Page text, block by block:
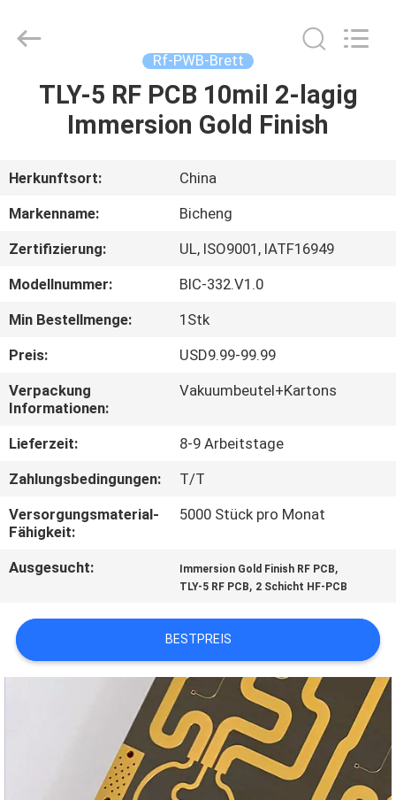
HAUSE
PRODUKTE
VIDEOS
ÜBER
UNS
WERKSBESICHTIGUNG
QUALITÄTSKONTROLLE
KONTAKT
MIT
FÄLLE
DATENSCHUTZRICHTLINIE
Rf-PWB-Brett
TLY-5 RF PCB 10mil 2-lagig
Immersion Gold Finish
Herkunftsort:
China
Markenname:
Bicheng
Zertifizierung:
UL, ISO9001, IATF16949
Modellnummer:
BIC-332.V1.0
Min Bestellmenge:
1Stk
Preis:
USD9.99-99.99
Verpackung
Informationen:
Vakuumbeutel+Kartons
Lieferzeit:
8-9 Arbeitstage
Zahlungsbedingungen:
T/T
Versorgungsmaterial-
Fähigkeit:
5000 Stück pro Monat
Ausgesucht: Immersion Gold Finish RF PCB,
TLY-5 RF PCB, 2 Schicht HF-PCB
BESTPREIS